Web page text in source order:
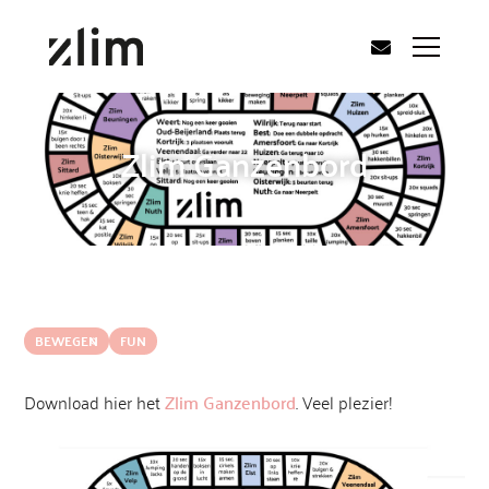
Zlim Ganzenbord
BEWEGEN FUN
Download hier hetZlim Ganzenbord. Veel plezier!